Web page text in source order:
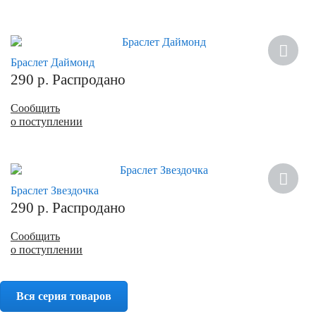
Браслет Даймонд
290 р. Распродано
Сообщить
о поступлении
Браслет Звездочка
290 р. Распродано
Сообщить
о поступлении
Вся серия товаров